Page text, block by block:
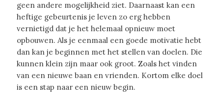
geen andere mogelijkheid ziet. Daarnaast kan een
heftige gebeurtenis je leven zo erg hebben
vernietigd dat je het helemaal opnieuw moet
opbouwen. Als je eenmaal een goede motivatie hebt
dan kan je beginnen met het stellen van doelen. Die
kunnen klein zijn maar ook groot. Zoals het vinden
van een nieuwe baan en vrienden. Kortom elke doel
is een stap naar een nieuw begin.